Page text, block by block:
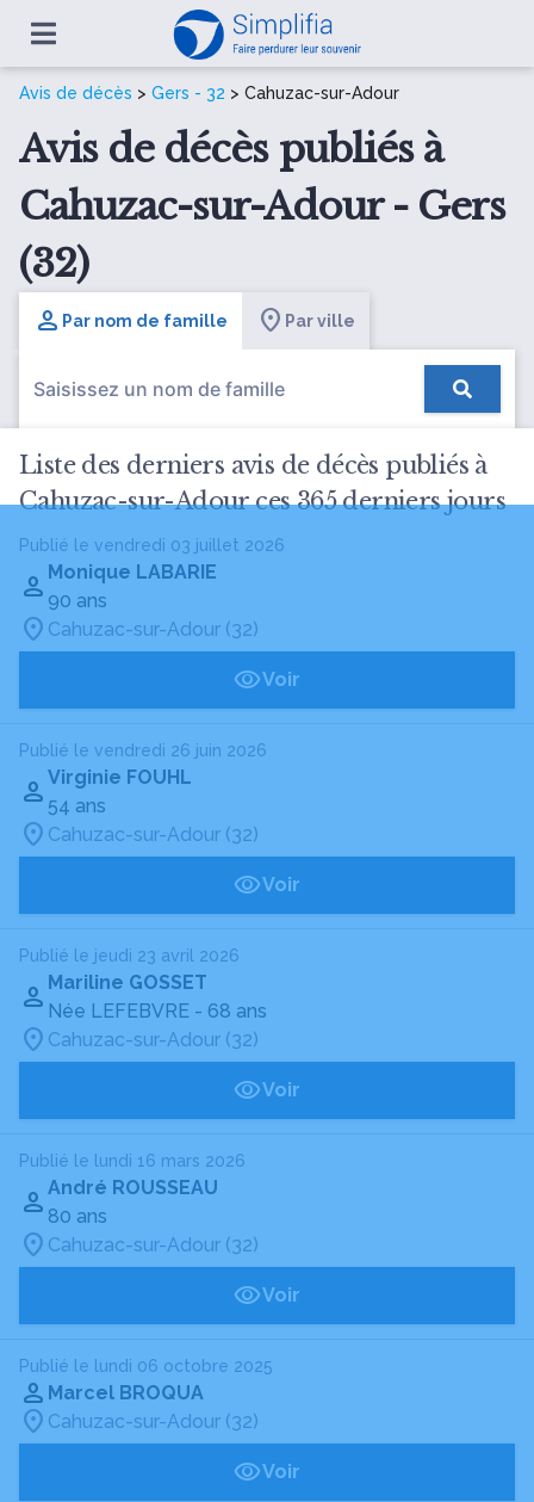
Avis de décès > Gers - 32 > Cahuzac-sur-Adour
Avis de décès publiés à
Cahuzac-sur-Adour - Gers
(32)
Par nom de famille Par ville
Liste des derniers avis de décès publiés à
Cahuzac-sur-Adour ces 365 derniers jours
Publié le vendredi 03 juillet 2026
Monique LABARIE
90 ans
Cahuzac-sur-Adour (32)
Voir
Publié le vendredi 26 juin 2026
Virginie FOUHL
54 ans
Cahuzac-sur-Adour (32)
Voir
Publié le jeudi 23 avril 2026
Mariline GOSSET
Née LEFEBVRE - 68 ans
Cahuzac-sur-Adour (32)
Voir
Publié le lundi 16 mars 2026
André ROUSSEAU
80 ans
Cahuzac-sur-Adour (32)
Voir
Publié le lundi 06 octobre 2025
Marcel BROQUA
Cahuzac-sur-Adour (32)
Voir